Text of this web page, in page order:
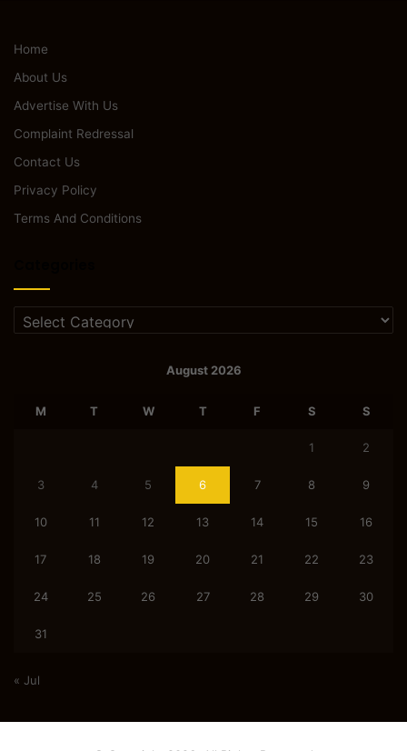
Home
About Us
Advertise With Us
Complaint Redressal
Contact Us
Privacy Policy
Terms And Conditions
Categories
August 2026
M T W T F S S
1 2
3 4 5 6 7 8 9
10 11 12 13 14 15 16
17 18 19 20 21 22 23
24 25 26 27 28 29 30
31
« Jul